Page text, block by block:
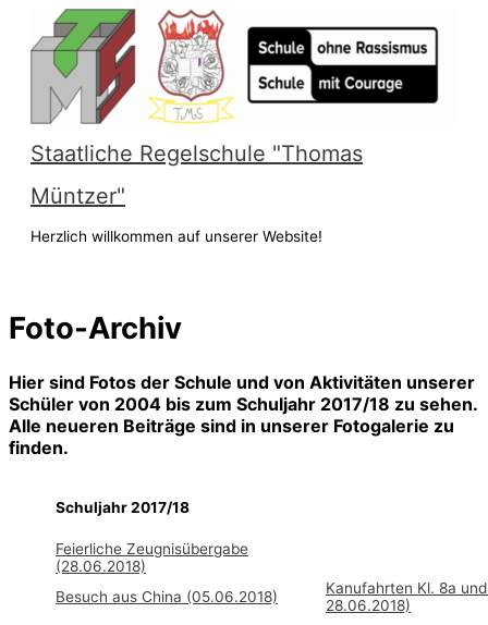
Inhalt
springen
Staatliche Regelschule "Thomas
Müntzer"
Herzlich willkommen auf unserer Website!
Foto-Archiv
Hier sind Fotos der Schule und von Aktivitäten unserer
Schüler von 2004 bis zum Schuljahr 2017/18 zu sehen.
Alle neueren Beiträge sind in unserer Fotogalerie zu
finden.
Schuljahr 2017/18
Feierliche Zeugnisübergabe
(28.06.2018)
Besuch aus China (05.06.2018)
Kanufahrten Kl. 8a
28.06.2018)